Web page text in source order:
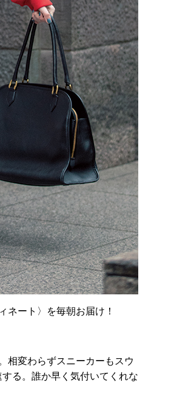
ネート〉を毎朝お届け！
相変わらずスニーカーもスウ
る。誰か早く気付いてくれな